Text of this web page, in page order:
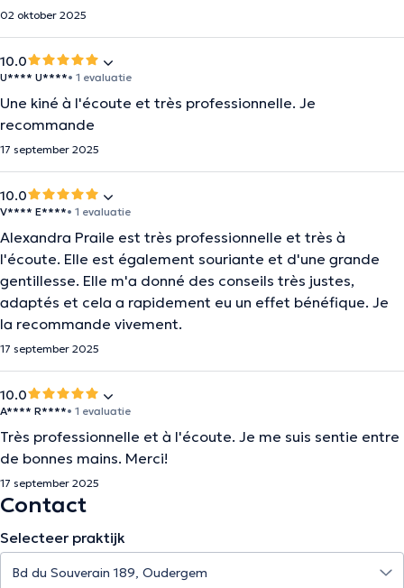
02 oktober 2025
10.0
U**** U****• 1 evaluatie
Une kiné à l'écoute et très professionnelle. Je
recommande
17 september 2025
10.0
V**** E****• 1 evaluatie
Alexandra Praile est très professionnelle et très à
l'écoute. Elle est également souriante et d'une grande
gentillesse. Elle m'a donné des conseils très justes,
adaptés et cela a rapidement eu un effet bénéfique. Je
la recommande vivement.
17 september 2025
10.0
A**** R****• 1 evaluatie
Très professionnelle et à l'écoute. Je me suis sentie entre
de bonnes mains. Merci!
17 september 2025
Contact
Selecteer praktijk